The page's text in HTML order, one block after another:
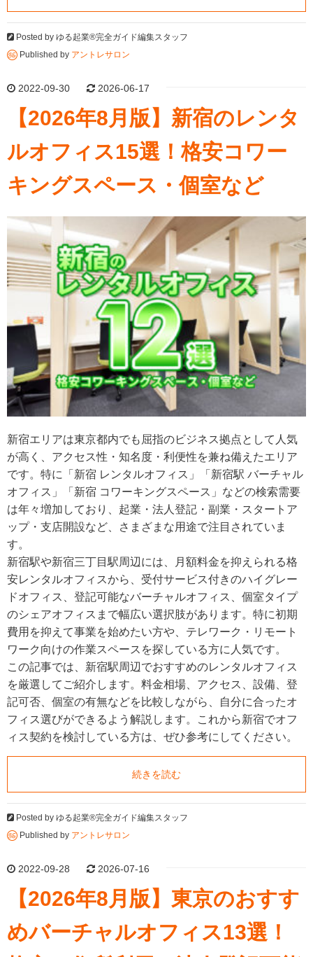
Posted by ゆる起業®完全ガイド編集スタッフ
Published by アントレサロン
2022-09-30 2026-06-17
【2026年8月版】新宿のレンタ
ルオフィス15選！格安コワー
キングスペース・個室など
新宿エリアは東京都内でも屈指のビジネス拠点として人気
が高く、アクセス性・知名度・利便性を兼ね備えたエリア
です。特に「新宿 レンタルオフィス」「新宿駅 バーチャル
オフィス」「新宿 コワーキングスペース」などの検索需要
は年々増加しており、起業・法人登記・副業・スタートア
ップ・支店開設など、さまざまな用途で注目されていま
す。
新宿駅や新宿三丁目駅周辺には、月額料金を抑えられる格
安レンタルオフィスから、受付サービス付きのハイグレー
ドオフィス、登記可能なバーチャルオフィス、個室タイプ
のシェアオフィスまで幅広い選択肢があります。特に初期
費用を抑えて事業を始めたい方や、テレワーク・リモート
ワーク向けの作業スペースを探している方に人気です。
この記事では、新宿駅周辺でおすすめのレンタルオフィス
を厳選してご紹介します。料金相場、アクセス、設備、登
記可否、個室の有無などを比較しながら、自分に合ったオ
フィス選びができるよう解説します。これから新宿でオフ
ィス契約を検討している方は、ぜひ参考にしてください。
続きを読む
Posted by ゆる起業®完全ガイド編集スタッフ
Published by アントレサロン
2022-09-28 2026-07-16
【2026年8月版】東京のおすす
めバーチャルオフィス13選！